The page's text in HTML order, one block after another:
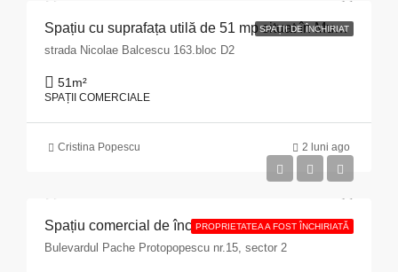
SPAȚII DE ÎNCHIRIAT
Spațiu cu suprafața utilă de 51 mp situat în Municipiul Pitești, str. Nicolae Bălcescu nr. 163, bloc D2, județul Argeș
strada Nicolae Balcescu 163.bloc D2
51 m²
SPAȚII COMERCIALE
Cristina Popescu 2 luni ago
PROPRIETATEA A FOST ÎNCHIRIATĂ
Spațiu comercial de închiriat cu suprafața de 70,34 mp situat în Municipiul București, Bulevardul Pache Protopopescu, nr. 15, sector 2
Bulevardul Pache Protopopescu nr.15, sector 2